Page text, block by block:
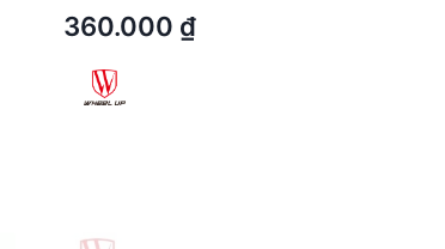
360.000 ₫